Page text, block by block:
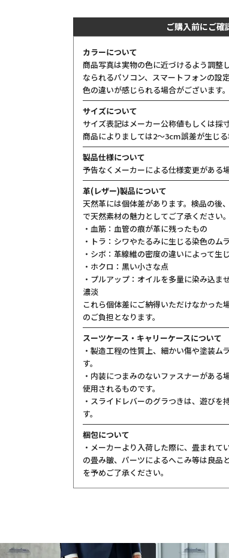
ご購入前にご確
カラーについて
商品写真は実物の色に近づけるよう調整
なられるパソコン、スマートフォンの設
色の違いが感じられる場合がございます。
サイズについて
サイズ表記はメーカー公称値もしくは採
商品によりましては2〜3cm誤差が生じる
製品仕様について
予告なくメーカーによる仕様変更がある
革(レザー)製品について
天然革には個体差があります。検品の後
で天然素材の魅力としてご了承ください。
・血筋：血管の痕が革に残ったもの
・トラ：シワやたるみに生じる染色のムラ
・シボ：革線維の密度の違いによって生
・ホクロ：黒い小さな点
・プルアップ：オイルを多量に染み込ま
濃淡
これら個体差にご納得いただけなかった
のご負担となります。
スーツケース・キャリーケースについて
・製造工程の性質上、細かい傷や塗装ム
す。
・内装につまみのないファスナーがあ
使用されるものです。
・スライドレバーのグラつきは、遊びを
す。
梱包について
・メーカーより入荷した際に、畳まれて
の畳み皺、パーツによるへこみ等は良品
を予めご了承ください。